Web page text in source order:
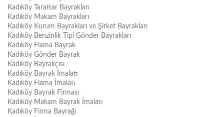
Kadıköy Taraftar Bayrakları
Kadıköy Makam Bayrakları
Kadıköy Kurum Bayrakları ve Şirket Bayrakları
Kadıköy Benzinlik Tipi Gönder Bayrakları
Kadıköy Flama Bayrak
Kadıköy Gönder Bayrak
Kadıköy Bayrakçısı
Kadıköy Bayrak İmalatı
Kadıköy Flama İmalatı
Kadıköy Bayrak Firması
Kadıköy Makam Bayrak İmalatı
Kadıköy Firma Bayrağı